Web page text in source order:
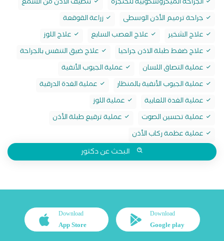
الجراحة الميكروسكوبية للحنجرة
تنظيف الأذن من الشمع
جراحة ترميم الأذن الوسطى
زراعة القوقعة
علاج الشخير
علاج العصب السابع
علاج اللوز
علاج ضغط طبلة الاذن جراحيا
علاج ضيق التنفس بالجراحة
عملية التصاق اللسان
عملية الجيوب الأنفية
عملية الجيوب الأنفية بالمنظار
عملية الغدة الدرقية
عملية الغدة اللعابية
عملية اللوز
عملية تحسين الصوت
عملية ترقيع طبلة الأذن
عملية عظمة ركاب الأذن
البحث عن دكتور
Download
Google play
Download
App Store